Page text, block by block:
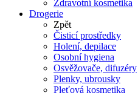
Zdravotní kosmetika
Drogerie
Zpět
Čisticí prostředky
Holení, depilace
Osobní hygiena
Osvěžovače, difuzéry
Plenky, ubrousky
Pleťová kosmetika